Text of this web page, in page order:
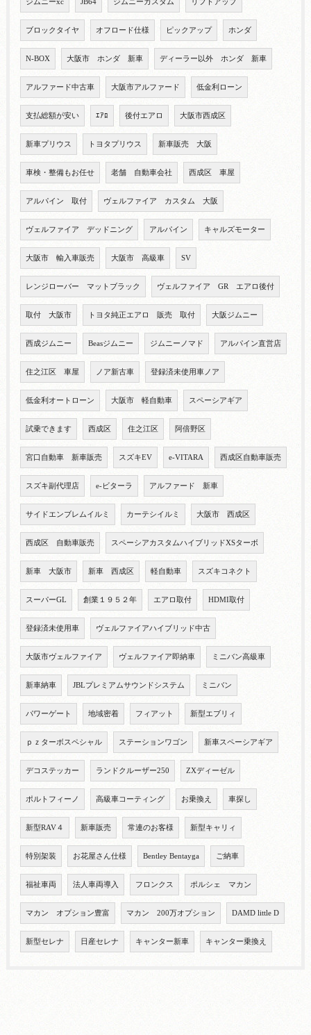
ジムニーxc JB64 ジムニーカスタム リフトアップ
ブロックタイヤ オフロード仕様 ピックアップ ホンダ
N-BOX 大阪市 ホンダ 新車 ディーラー以外 ホンダ 新車
アルファード中古車 大阪市アルファード 低金利ローン
支払総額が安い ｴｱﾛ 後付エアロ 大阪市西成区
新車プリウス トヨタプリウス 新車販売 大阪
車検・整備もお任せ 老舗 自動車会社 西成区 車屋
アルパイン 取付 ヴェルファイア カスタム 大阪
ヴェルファイア デッドニング アルパイン キャルズモーター
大阪市 輸入車販売 大阪市 高級車 SV
レンジローバー マットブラック ヴェルファイア GR エアロ後付
取付 大阪市 トヨタ純正エアロ 販売 取付 大阪ジムニー
西成ジムニー Beasジムニー ジムニーノマド アルパイン直営店
住之江区 車屋 ノア新古車 登録済未使用車ノア
低金利オートローン 大阪市 軽自動車 スペーシアギア
試乗できます 西成区 住之江区 阿倍野区
宮口自動車 新車販売 スズキEV e-VITARA 西成区自動車販売
スズキ副代理店 e-ビターラ アルファード 新車
サイドエンブレムイルミ カーテシイルミ 大阪市 西成区
西成区 自動車販売 スペーシアカスタムハイブリッドXSターボ
新車 大阪市 新車 西成区 軽自動車 スズキコネクト
スーパーGL 創業１９５２年 エアロ取付 HDMI取付
登録済未使用車 ヴェルファイアハイブリッド中古
大阪市ヴェルファイア ヴェルファイア即納車 ミニバン高級車
新車納車 JBLプレミアムサウンドシステム ミニバン
パワーゲート 地域密着 フィアット 新型エブリィ
ｐｚターボスペシャル ステーションワゴン 新車スペーシアギア
デコステッカー ランドクルーザー250 ZXディーゼル
ポルトフィーノ 高級車コーティング お乗換え 車探し
新型RAV４ 新車販売 常連のお客様 新型キャリィ
特別架装 お花屋さん仕様 Bentley Bentayga ご納車
福祉車両 法人車両導入 フロンクス ポルシェ マカン
マカン オプション豊富 マカン 200万オプション DAMD little D
新型セレナ 日産セレナ キャンター新車 キャンター乗換え